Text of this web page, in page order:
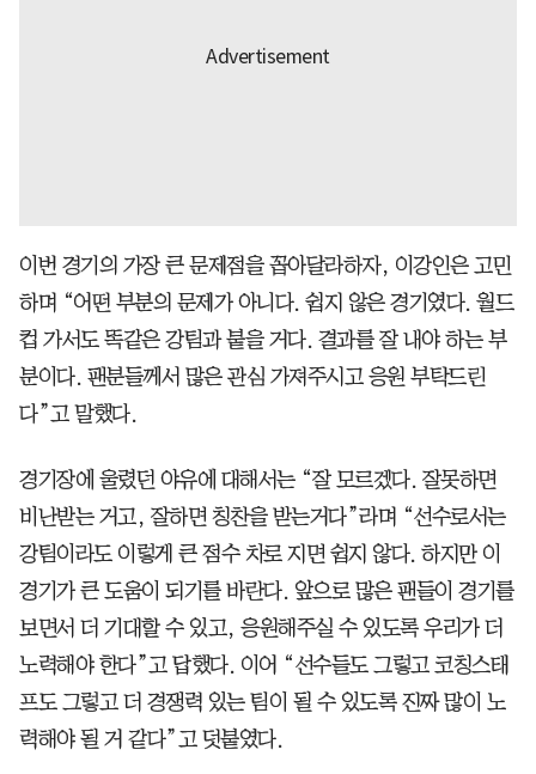
이번 경기의 가장 큰 문제점을 꼽아달라하자, 이강인은 고민
하며 “어떤 부분의 문제가 아니다. 쉽지 않은 경기였다. 월드
컵 가서도 똑같은 강팀과 붙을 거다. 결과를 잘 내야 하는 부
분이다. 팬분들께서 많은 관심 가져주시고 응원 부탁드린
다”고 말했다.
경기장에 울렸던 야유에 대해서는 “잘 모르겠다. 잘못하면
비난받는 거고, 잘하면 칭찬을 받는거다”라며 “선수로서는
강팀이라도 이렇게 큰 점수 차로 지면 쉽지 않다. 하지만 이
경기가 큰 도움이 되기를 바란다. 앞으로 많은 팬들이 경기를
보면서 더 기대할 수 있고, 응원해주실 수 있도록 우리가 더
노력해야 한다”고 답했다. 이어 “선수들도 그렇고 코칭스태
프도 그렇고 더 경쟁력 있는 팀이 될 수 있도록 진짜 많이 노
력해야 될 거 같다”고 덧붙였다.